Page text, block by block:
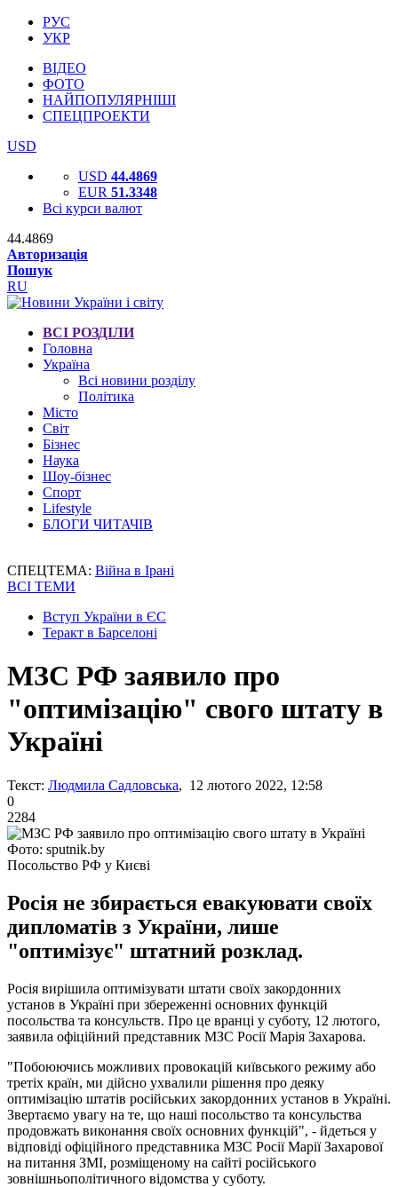
РУС
УКР
ВІДЕО
ФОТО
НАЙПОПУЛЯРНІШІ
СПЕЦПРОЕКТИ
USD
USD 44.4869
EUR 51.3348
Всі курси валют
44.4869
Авторизація
Пошук
RU
ВСІ РОЗДІЛИ
Головна
Україна
Всі новини розділу
Політика
Місто
Світ
Бізнес
Наука
Шоу-бізнес
Спорт
Lifestyle
БЛОГИ ЧИТАЧІВ
СПЕЦТЕМА: Війна в Ірані
ВСІ ТЕМИ
Вступ України в ЄС
Теракт в Барселоні
МЗС РФ заявило про
"оптимізацію" свого штату в
Україні
Текст: Людмила Садловська, 12 лютого 2022, 12:58
0
2284
Фото: sputnik.by
Посольство РФ у Києві
Росія не збирається евакуювати своїх
дипломатів з України, лише
"оптимізує" штатний розклад.
Росія вирішила оптимізувати штати своїх закордонних
установ в Україні при збереженні основних функцій
посольства та консульств. Про це вранці у суботу, 12 лютого,
заявила офіційний представник МЗС Росії Марія Захарова.
"Побоюючись можливих провокацій київського режиму або
третіх країн, ми дійсно ухвалили рішення про деяку
оптимізацію штатів російських закордонних установ в Україні.
Звертаємо увагу на те, що наші посольство та консульства
продовжать виконання своїх основних функцій", - йдеться у
відповіді офіційного представника МЗС Росії Марії Захарової
на питання ЗМІ, розміщеному на сайті російського
зовнішньополітичного відомства у суботу.